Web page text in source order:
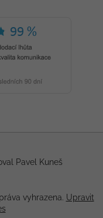
Pavel Kuneš
vyhrazena. Upravit